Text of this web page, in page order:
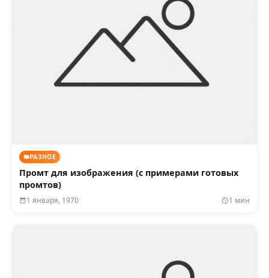
РАЗНОЕ
Промт для изображения (с примерами готовых
промтов)
1 января, 1970 1 мин